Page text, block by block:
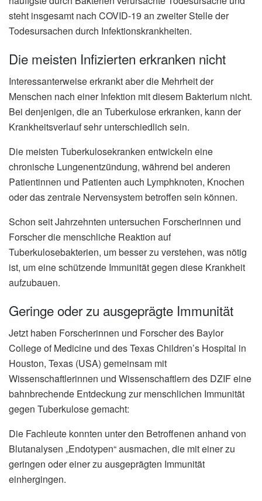
steht insgesamt nach COVID-19 an zweiter Stelle der
Todesursachen durch Infektionskrankheiten.
Die meisten Infizierten erkranken nicht
Interessanterweise erkrankt aber die Mehrheit der
Menschen nach einer Infektion mit diesem Bakterium nicht.
Bei denjenigen, die an Tuberkulose erkranken, kann der
Krankheitsverlauf sehr unterschiedlich sein.
Die meisten Tuberkulosekranken entwickeln eine
chronische Lungenentzündung, während bei anderen
Patientinnen und Patienten auch Lymphknoten, Knochen
oder das zentrale Nervensystem betroffen sein können.
Schon seit Jahrzehnten untersuchen Forscherinnen und
Forscher die menschliche Reaktion auf
Tuberkulosebakterien, um besser zu verstehen, was nötig
ist, um eine schützende Immunität gegen diese Krankheit
aufzubauen.
Geringe oder zu ausgeprägte Immunität
Jetzt haben Forscherinnen und Forscher des Baylor
College of Medicine und des Texas Children’s Hospital in
Houston, Texas (USA) gemeinsam mit
Wissenschaftlerinnen und Wissenschaftlern des DZIF eine
bahnbrechende Entdeckung zur menschlichen Immunität
gegen Tuberkulose gemacht:
Die Fachleute konnten unter den Betroffenen anhand von
Blutanalysen „Endotypen“ ausmachen, die mit einer zu
geringen oder einer zu ausgeprägten Immunität
einhergingen.